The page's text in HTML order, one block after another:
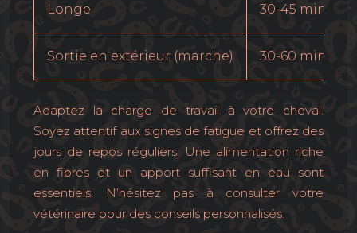
Longe 30-45 minutes
Sortie en extérieur (marche) 30-60 minutes
Adaptez la charge de travail à votre cheval.
Soyez attentif aux signes de fatigue et offrez des
jours de repos réguliers. Une alimentation riche
en fibres et un apport suffisant en eau sont
essentiels. N’hésitez pas à consulter votre
vétérinaire pour des conseils personnalisés.